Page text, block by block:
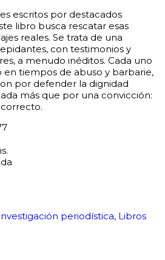
escritos por destacados
libro busca rescatar esas
reales. Se trata de una
con testimonios y
a menudo inéditos. Cada uno
en tiempos de abuso y barbarie,
por defender la dignidad
más que por una convicción:
periodística, Libros